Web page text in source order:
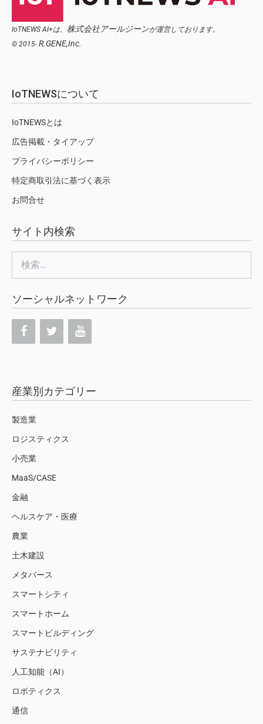
IoTNEWS AI+は、 株式会社アールジーンが運営しております。
© 2015- R.GENE,Inc.
IoTNEWSについて
IoTNEWSとは
広告掲載・タイアップ
プライバシーポリシー
特定商取引法に基づく表示
お問合せ
サイト内検索
ソーシャルネットワーク
産業別カテゴリー
製造業
ロジスティクス
小売業
MaaS/CASE
金融
ヘルスケア・医療
農業
土木建設
メタバース
スマートシティ
スマートホーム
スマートビルディング
サステナビリティ
人工知能（AI）
ロボティクス
通信